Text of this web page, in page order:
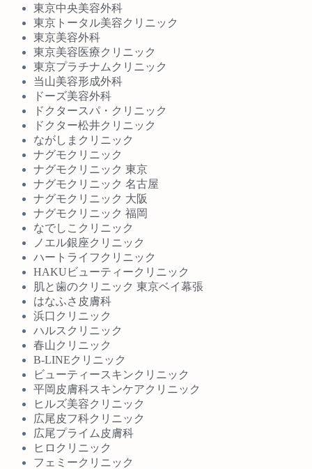
東京中央美容外科
東京トータル美容クリニック
東京美容外科
東京美容医療クリニック
東京プラチナムクリニック
当山美容形成外科
ドーズ美容外科
ドクタースパ・クリニック
ドクター松井クリニック
ながしまクリニック
ナグモクリニック
ナグモクリニック 東京
ナグモクリニック 名古屋
ナグモクリニック 大阪
ナグモクリニック 福岡
なでしこクリニック
ノエル銀座クリニック
ハートライフクリニック
HAKUビューティークリニック
肌と歯のクリニック 東京ベイ幕張
はなふさ皮膚科
浜口クリニック
ハルスクリニック
春山クリニック
B-LINEクリニック
ビューティースキンクリニック
平岡皮膚科スキンケアクリニック
ヒルズ美容クリニック
広尾皮フ科クリニック
広尾プライム皮膚科
ヒロクリニック
フェミークリニック